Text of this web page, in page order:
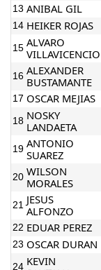
13 ANIBAL GIL
14 HEIKER ROJAS
15 ALVARO
VILLAVICENCIO
16 ALEXANDER
BUSTAMANTE
17 OSCAR MEJIAS
18 NOSKY
LANDAETA
19 ANTONIO
SUAREZ
20 WILSON
MORALES
21 JESUS
ALFONZO
22 EDUAR PEREZ
23 OSCAR DURAN
24 KEVIN